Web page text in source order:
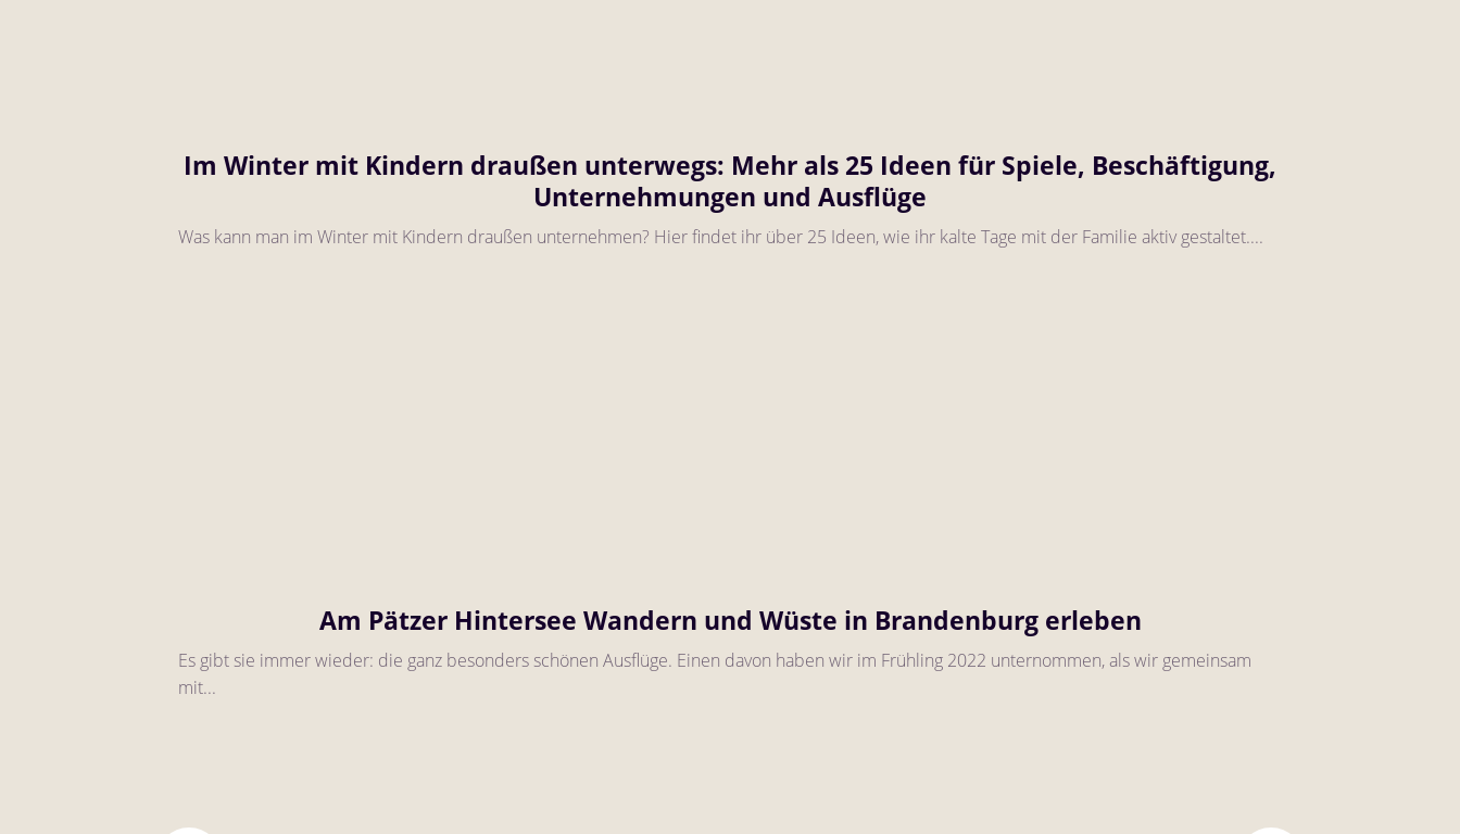
Im Winter mit Kindern draußen unterwegs: Mehr als 25 Ideen für Spiele, Beschäftigung,
Unternehmungen und Ausflüge
Was kann man im Winter mit Kindern draußen unternehmen? Hier findet ihr über 25 Ideen, wie ihr kalte Tage mit der Familie aktiv gestaltet....
Am Pätzer Hintersee Wandern und Wüste in Brandenburg erleben
Es gibt sie immer wieder: die ganz besonders schönen Ausflüge. Einen davon haben wir im Frühling 2022 unternommen, als wir gemeinsam
mit...